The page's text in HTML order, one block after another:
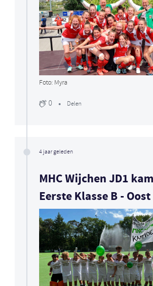
Foto: Myra
0 Delen
4 jaar geleden
MHC Wijchen JD1
Eerste Klasse B - Oost